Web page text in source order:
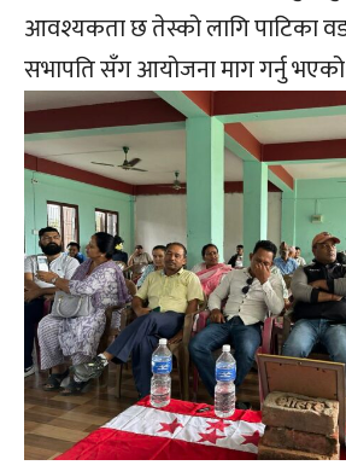
आवश्यकता छ तेस्को लागि पाटिका
सभापति सँग आयोजना माग गर्नु भएको